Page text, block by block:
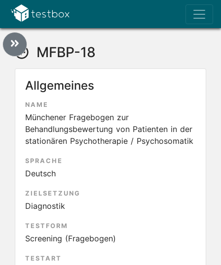
MFBP-18
Allgemeines
NAME
Münchener Fragebogen zur
Behandlungsbewertung von Patienten in der
stationären Psychotherapie / Psychosomatik
SPRACHE
Deutsch
ZIELSETZUNG
Diagnostik
TESTFORM
Screening (Fragebogen)
TESTART